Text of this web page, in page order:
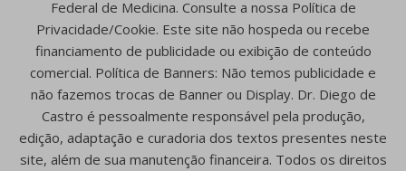
Federal de Medicina. Consulte a nossa Política de
Privacidade/Cookie. Este site não hospeda ou recebe
financiamento de publicidade ou exibição de conteúdo
comercial. Política de Banners: Não temos publicidade e
não fazemos trocas de Banner ou Display. Dr. Diego de
Castro é pessoalmente responsável pela produção,
edição, adaptação e curadoria dos textos presentes neste
site, além de sua manutenção financeira. Todos os direitos